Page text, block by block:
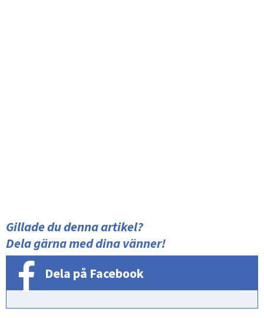
Gillade du denna artikel?
Dela gärna med dina vänner!
Dela på Facebook